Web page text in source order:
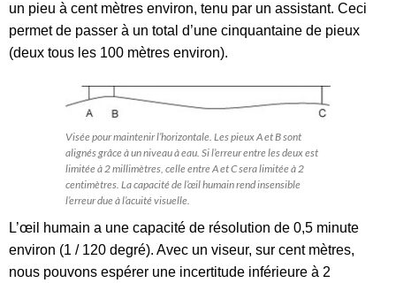
un pieu à cent mètres environ, tenu par un assistant. Ceci
permet de passer à un total d’une cinquantaine de pieux
(deux tous les 100 mètres environ).
Visée pour maintenir l’horizontale. Les pieux A et B sont
alignés grâce à un niveau à eau. Si l’erreur entre les deux est
limitée à 2 millimètres, celle entre A et C sera limitée à 2
centimètres. La capacité de l’œil humain rend insensible
l’erreur due à l’acuité visuelle.
L’œil humain a une capacité de résolution de 0,5 minute
environ (1 / 120 degré). Avec un viseur, sur cent mètres,
nous pouvons espérer une incertitude inférieure à 2